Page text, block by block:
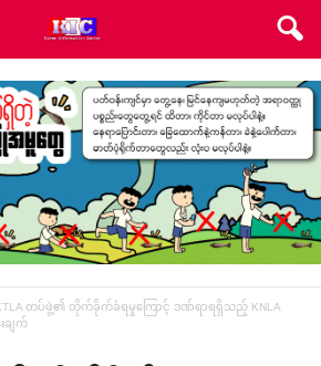
တပ်ဖွဲ့၏ တိုက်ခိုက်ခံရမှုကြောင့် ဒဏ်ရာရရှိသည့် KNLA
ချက်